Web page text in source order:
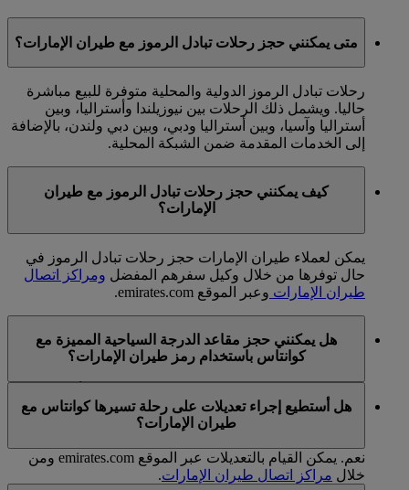
متى يمكنني حجز رحلات تبادل الرموز مع طيران الإمارات؟
رحلات تبادل الرموز الدولية والمحلية متوفرة للبيع مباشرة
حاليا. ويشمل ذلك الرحلات بين نيوزيلندا وأستراليا، وبين
أستراليا وآسيا، وبين أستراليا ودبي، وبين دبي ولندن، بالإضافة
إلى الخدمات المقدمة ضمن الشبكة المحلية.
كيف يمكنني حجز رحلات تبادل الرموز مع طيران
الإمارات؟
يمكن لعملاء طيران الإمارات حجز رحلات تبادل الرموز في
حال توفرها من خلال وكيل سفرهم المفضل ومراكز اتصال
طيران الإمارات وعبر الموقع emirates.com.
هل يمكنني حجز مقاعد الدرجة السياحية المميزة مع
كوانتاس باستخدام رمز طيران الإمارات؟
رجال الأعمال أو الدرجة الأولى فقط مع كوانتاس.
هل أستطيع إجراء تعديلات على رحلة تسيرها كوانتاس مع
طيران الإمارات؟
نعم. يمكن القيام بالتعديلات عبر الموقع emirates.com ومن
خلال مراكز اتصال طيران الإمارات.